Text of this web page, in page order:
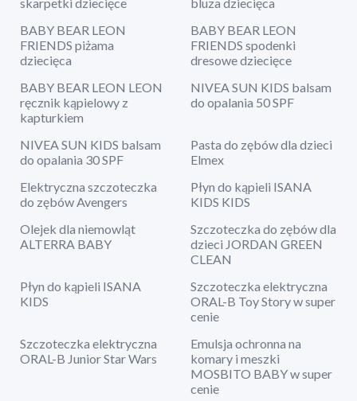
BABY BEAR LEON
FRIENDS piżama
dziecięca
BABY BEAR LEON
FRIENDS spodenki
dresowe dziecięce
BABY BEAR LEON LEON
ręcznik kąpielowy z
kapturkiem
NIVEA SUN KIDS balsam
do opalania 50 SPF
NIVEA SUN KIDS balsam
do opalania 30 SPF
Pasta do zębów dla dzieci
Elmex
Elektryczna szczoteczka
do zębów Avengers
Płyn do kąpieli ISANA
KIDS KIDS
Olejek dla niemowląt
ALTERRA BABY
Szczoteczka do zębów dla
dzieci JORDAN GREEN
CLEAN
Płyn do kąpieli ISANA
KIDS
Szczoteczka elektryczna
ORAL-B Toy Story w super
cenie
Szczoteczka elektryczna
ORAL-B Junior Star Wars
Emulsja ochronna na
komary i meszki
MOSBITO BABY w super
cenie